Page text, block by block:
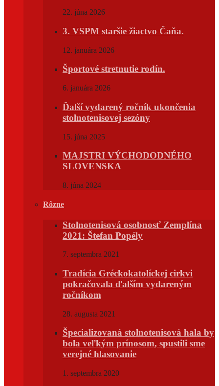
22. júna 2026
3. VSPM staršie žiactvo Čaňa.
12. januára 2026
Športové stretnutie rodín.
6. januára 2026
Ďalší vydarený ročník ukončenia
stolnotenisovej sezóny
15. júna 2025
MAJSTRI VÝCHODODNÉHO
SLOVENSKA
8. júna 2024
Rôzne
Stolnotenisová osobnosť Zemplína
2021: Štefan Popély
7. septembra 2021
Tradícia Gréckokatolíckej cirkvi
pokračovala ďalším vydareným
ročníkom
28. augusta 2021
Špecializovaná stolnotenisová hala by
bola veľkým prínosom, spustili sme
verejné hlasovanie
1. septembra 2020